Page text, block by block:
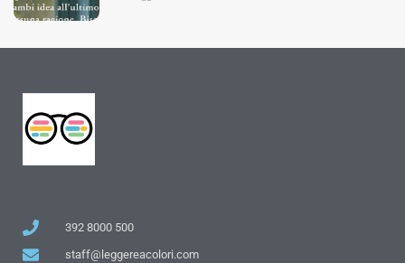
392 8000 500
staff@leggereacolori.com